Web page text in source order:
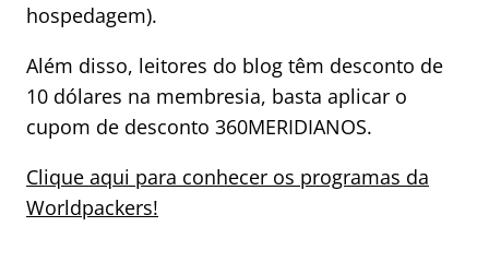
hospedagem).
Além disso, leitores do blog têm desconto de
10 dólares na membresia, basta aplicar o
cupom de desconto 360MERIDIANOS.
Clique aqui para conhecer os programas da
Worldpackers!